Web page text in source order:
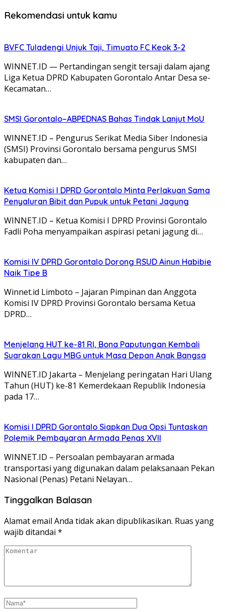
Rekomendasi untuk kamu
BVFC Tuladengi Unjuk Taji, Timuato FC Keok 3-2
WINNET.ID — Pertandingan sengit tersaji dalam ajang
Liga Ketua DPRD Kabupaten Gorontalo Antar Desa se-
Kecamatan…
SMSI Gorontalo–ABPEDNAS Bahas Tindak Lanjut MoU
WINNET.ID – Pengurus Serikat Media Siber Indonesia
(SMSI) Provinsi Gorontalo bersama pengurus SMSI
kabupaten dan…
Ketua Komisi I DPRD Gorontalo Minta Perlakuan Sama
Penyaluran Bibit dan Pupuk untuk Petani Jagung
WINNET.ID – Ketua Komisi I DPRD Provinsi Gorontalo
Fadli Poha menyampaikan aspirasi petani jagung di…
Komisi IV DPRD Gorontalo Dorong RSUD Ainun Habibie
Naik Tipe B
Winnet.id Limboto – Jajaran Pimpinan dan Anggota
Komisi IV DPRD Provinsi Gorontalo bersama Ketua
DPRD…
Menjelang HUT ke-81 RI, Bona Paputungan Kembali
Suarakan Lagu MBG untuk Masa Depan Anak Bangsa
WINNET.ID Jakarta – Menjelang peringatan Hari Ulang
Tahun (HUT) ke-81 Kemerdekaan Republik Indonesia
pada 17…
Komisi I DPRD Gorontalo Siapkan Dua Opsi Tuntaskan
Polemik Pembayaran Armada Penas XVII
WINNET.ID – Persoalan pembayaran armada
transportasi yang digunakan dalam pelaksanaan Pekan
Nasional (Penas) Petani Nelayan…
Tinggalkan Balasan
Alamat email Anda tidak akan dipublikasikan. Ruas yang
wajib ditandai *